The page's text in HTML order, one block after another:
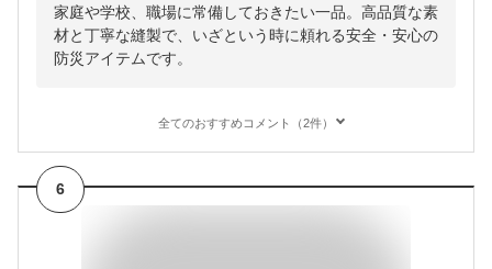
家庭や学校、職場に常備しておきたい一品。高品質な素
材と丁寧な縫製で、いざという時に頼れる安全・安心の
防災アイテムです。
全てのおすすめコメント（2件）
6